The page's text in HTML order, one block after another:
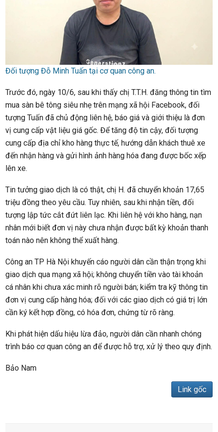
Đối tượng Đỗ Minh Tuấn tại cơ quan công an.
Trước đó, ngày 10/6, sau khi thấy chị T.T.H. đăng thông tin tìm
mua sàn bê tông siêu nhẹ trên mạng xã hội Facebook, đối
tượng Tuấn đã chủ động liên hệ, báo giá và giới thiệu là đơn
vị cung cấp vật liệu giá gốc. Để tăng độ tin cậy, đối tượng
cung cấp địa chỉ kho hàng thực tế, hướng dẫn khách thuê xe
đến nhận hàng và gửi hình ảnh hàng hóa đang được bốc xếp
lên xe.
Tin tưởng giao dịch là có thật, chị H. đã chuyển khoản 17,65
triệu đồng theo yêu cầu. Tuy nhiên, sau khi nhận tiền, đối
tượng lập tức cắt đứt liên lạc. Khi liên hệ với kho hàng, nạn
nhân mới biết đơn vị này chưa nhận được bất kỳ khoản thanh
toán nào nên không thể xuất hàng.
Công an TP Hà Nội khuyến cáo người dân cần thận trọng khi
giao dịch qua mạng xã hội; không chuyển tiền vào tài khoản
cá nhân khi chưa xác minh rõ người bán; kiểm tra kỹ thông tin
đơn vị cung cấp hàng hóa; đối với các giao dịch có giá trị lớn
cần ký kết hợp đồng, có hóa đơn, chứng từ rõ ràng.
Khi phát hiện dấu hiệu lừa đảo, người dân cần nhanh chóng
trình báo cơ quan công an để được hỗ trợ, xử lý theo quy định.
Bảo Nam
Link gốc